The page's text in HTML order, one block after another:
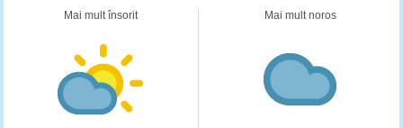
Mai mult însorit Mai mult noros